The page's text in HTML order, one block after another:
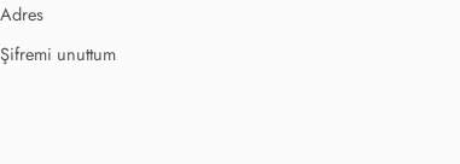
Adres
Şifremi unuttum